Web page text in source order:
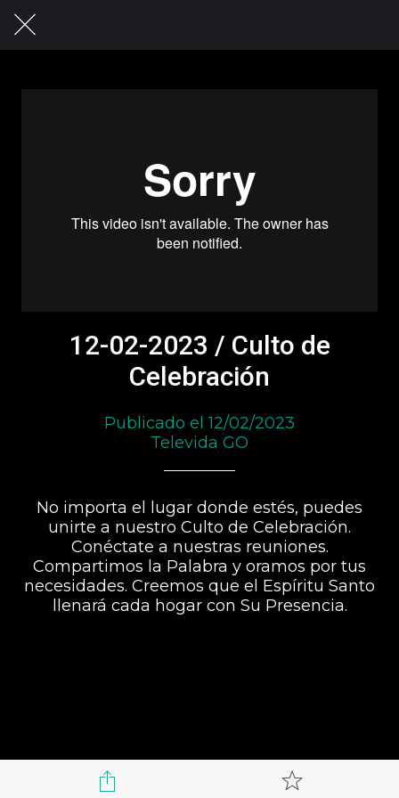
12-02-2023 / Culto de
Celebración
Publicado el 12/02/2023
Televida GO
No importa el lugar donde estés, puedes
unirte a nuestro Culto de Celebración.
Conéctate a nuestras reuniones.
Compartimos la Palabra y oramos por tus
necesidades. Creemos que el Espíritu Santo
llenará cada hogar con Su Presencia.